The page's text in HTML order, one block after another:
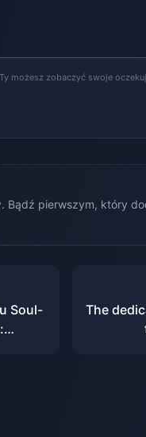
możesz zobaczyć swoje
Bądź pierwszym, który
Soul-
The